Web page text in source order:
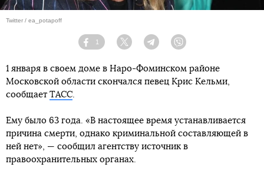
Twitter / ea_potapoff
Facebook
1
Twitter TelegramViber
1 января в своем доме в Наро-Фоминском районе
Московской области скончался певец Крис Кельми,
сообщает ТАСС.
Ему было 63 года. «В настоящее время устанавливается
причина смерти, однако криминальной составляющей в
ней нет», — сообщил агентству источник в
правоохранительных органах.